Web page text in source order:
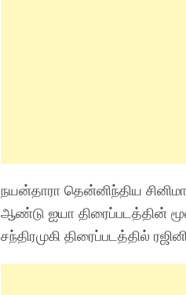
நயன்தாரா தென்னிந்திய
ஆண்டு ஐயா திரைப்படத்தின்
சந்திரமுகி திரைப்படத்தில்